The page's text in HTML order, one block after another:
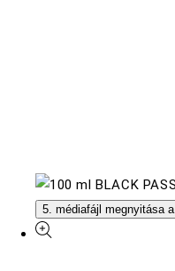
5. médiafájl megnyitása